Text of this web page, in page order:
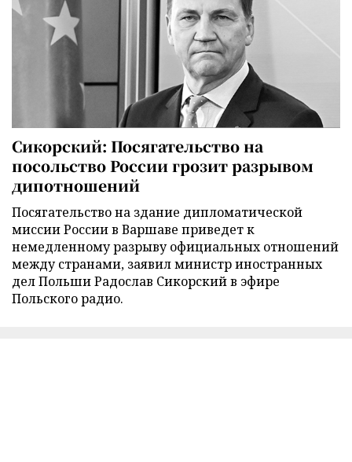
Сикорский: Посягательство на
посольство России грозит разрывом
дипотношений
Посягательство на здание дипломатической
миссии России в Варшаве приведет к
немедленному разрыву официальных отношений
между странами, заявил министр иностранных
дел Польши Радослав Сикорский в эфире
Польского радио.